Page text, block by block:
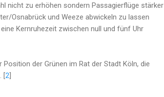
nicht zu erhöhen sondern Passagierflüge stärker
Osnabrück und Weeze abwickeln zu lassen
Kernruhezeit zwischen null und fünf Uhr
der Grünen im Rat der Stadt Köln, die
[2]